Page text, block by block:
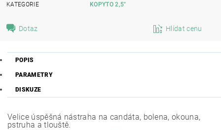
KATEGORIE
KOPYTO 2,5"
Dotaz Hlídat cenu
POPIS
PARAMETRY
DISKUZE
Velice úspěšná nástraha na candáta, bolena, okouna,
pstruha a tlouště.